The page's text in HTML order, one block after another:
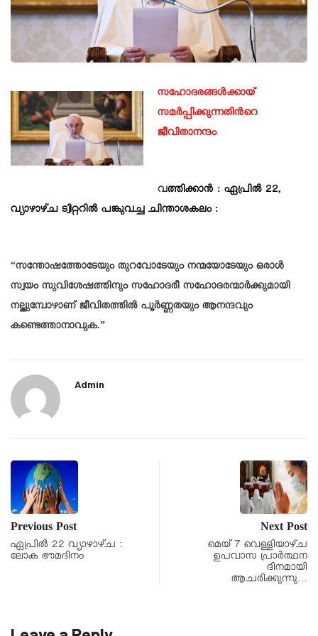
സഹോദരങ്ങൾക്കായ്
സമർപ്പിക്കുന്നതിന്‍റെ
ജീവിതാനന്ദം
വത്തിക്കാൻ : ഏപ്രിൽ 22,
വ്യാഴാഴ്ച ട്വിറ്ററിൽ പങ്കുവച്ച ചിന്താശകലം :
“സന്തോഷത്തോടേയും തുറവോടേയും നന്മയോടേയും ഒരാൾ
സ്വയം സുവിശേഷത്തിനും സഹോദരീ സഹോദരന്മാർക്കുമായി
നല്കുമ്പോഴാണ് ജീവിതത്തിൽ പൂർണ്ണതയും ആനന്ദവും
കണ്ടെത്താനാവുക.”
Admin
Previous Post
ഏപ്രിൽ 22 വ്യാഴാഴ്ച :
ലോക ഭൗമദിനം
Next Post
മെയ്‌ 7 വെള്ളിയാഴ്ച
ഉപവാസ പ്രാർത്ഥന
ദിനമായി
ആചരിക്കുന്നു…